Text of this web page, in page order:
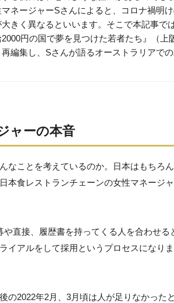
ネージャーSさんによると、コロナ禍明
きく異なるといいます。そこで本記事で
円の国で夢を見つけた若者たち』（上
編集し、Sさんが語るオーストラリアで
ャーの本音
なことを考えているのか。日本はもちろ
本食レストランチェーンの女性マネージ
や直接、履歴書を持ってくる人を合わせる
イアルをして採用というプロセスになり
の2022年2月、3月頃は人が足りなかった